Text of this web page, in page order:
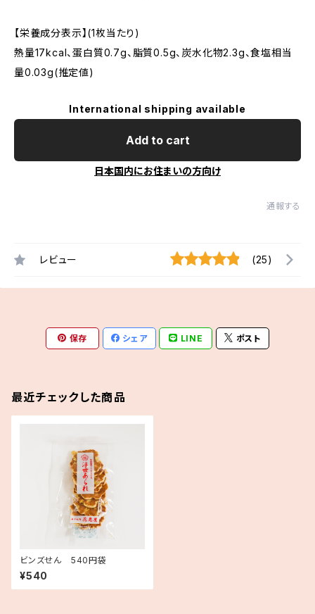
【栄養成分表示】(1枚当たり)
熱量17kcal、蛋白質0.7g、脂質0.5g、炭水化物2.3g、食塩相当
量0.03g(推定値)
International shipping available
Add to cart
日本国内にお住まいの方向け
通報する
レビュー (25)
保存 シェア LINE ポスト
最近チェックした商品
ビンズせん 540円袋
¥540